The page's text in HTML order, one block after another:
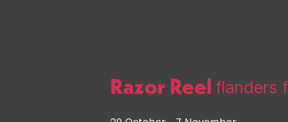
Razor Reel flanders